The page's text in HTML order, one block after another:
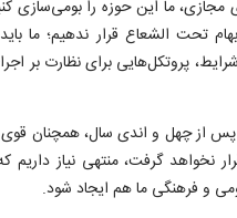
مجازی، ما این حوزه را بومی‌سازی
تحت الشعاع قرار ندهیم؛ ما
پروتکل‌هایی برای نظارت بر
پس از چهل و اندی سال، همچنان
گرفت، منتهی نیاز داریم
و فرهنگی ما هم ایجاد شود.